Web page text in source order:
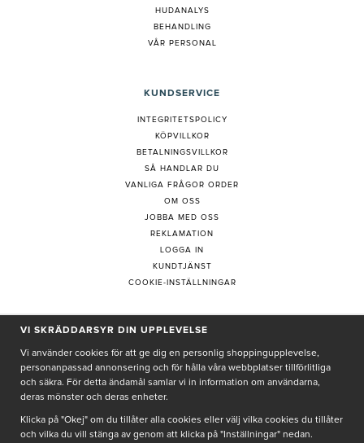
HUDANALYS
BEHANDLING
VÅR PERSONAL
KUNDSERVICE
INTEGRITETSPOLICY
KÖPVILLKOR
BETALNINGSVILLKOR
SÅ HANDLAR DU
VANLIGA FRÅGOR ORDER
OM OSS
JOBBA MED OSS
REKLAMATION
LOGGA IN
KUNDTJÄNST
COOKIE-INSTÄLLNINGAR
PRENUMERERA PÅ NYHETSBREV
Genom att ge min e-post, accepterar jag Seth och Sallyintegritetspolicy
De uppgifter du matar in kommer endast användas till våra nyhetsbrev.
VI SKRÄDDARSYR DIN UPPLEVELSE
Vi använder cookies för att ge dig en personlig shoppingupplevelse,
personanpassad annonsering och för hålla våra webbplatser tillförlitliga
och säkra. För detta ändamål samlar vi in information om användarna,
deras mönster och deras enheter.
Klicka på "Okej" om du tillåter alla cookies eller välj vilka cookies du tillåter
och vilka du vill stänga av genom att klicka på "Inställningar" nedan.